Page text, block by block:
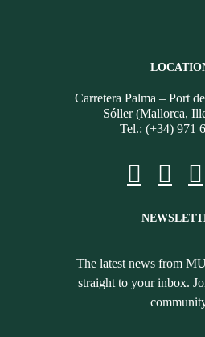
Carretera Palma – Port
Sóller (Mallorca,
Tel.: (+34) 971
The latest news from
straight to your inbox.